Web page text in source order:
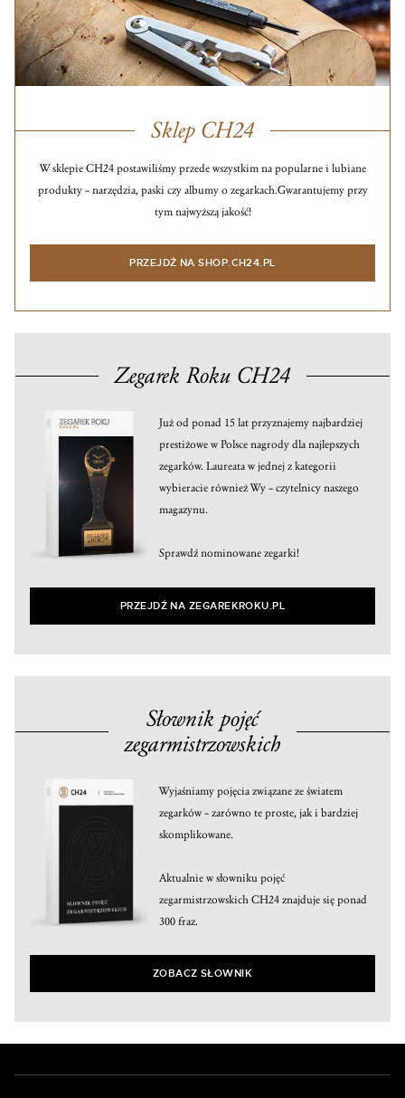
Sklep CH24
W sklepie CH24 postawiliśmy przede wszystkim na popularne i lubiane
produkty – narzędzia, paski czy albumy o zegarkach.Gwarantujemy przy
tym najwyższą jakość!
PRZEJDŹ NA SHOP.CH24.PL
Zegarek Roku CH24
Już od ponad 15 lat przyznajemy najbardziej
prestiżowe w Polsce nagrody dla najlepszych
zegarków. Laureata w jednej z kategorii
wybieracie również Wy – czytelnicy naszego
magazynu.
Sprawdź nominowane zegarki!
PRZEJDŹ NA ZEGAREKROKU.PL
Słownik pojęć
zegarmistrzowskich
Wyjaśniamy pojęcia związane ze światem
zegarków – zarówno te proste, jak i bardziej
skomplikowane.
Aktualnie w słowniku pojęć
zegarmistrzowskich CH24 znajduje się ponad
300 fraz.
ZOBACZ SŁOWNIK